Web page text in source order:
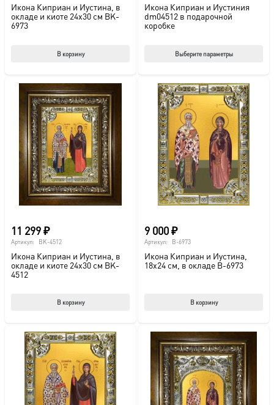
Икона Киприан и Иустина, в
окладе и киоте 24х30 см BK-
6973
В корзину
Икона Киприан и Иустиния
dm04512 в подарочной
коробке
Выберите параметры
11 299₽
Артикул: BK-4512
Икона Киприан и Иустина, в
окладе и киоте 24х30 см BK-
4512
В корзину
9 000₽
Артикул: B-6973
Икона Киприан и Иустина,
18х24 см, в окладе B-6973
В корзину